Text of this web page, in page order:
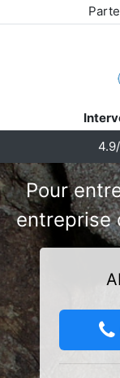
Pour
entreprise